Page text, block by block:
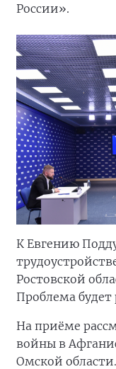
России».
К Евгению
Ростовской
Проблема
На приёме
войны в
Омской